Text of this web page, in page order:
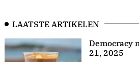
LAATSTE ARTIKELEN
Democracy
21, 2025